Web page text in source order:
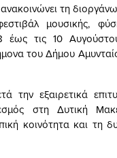
τη
μουσικής,
έως τις 10
του Δήμου
την εξαιρετικά
στη Δυτική
κοινότητα και τη